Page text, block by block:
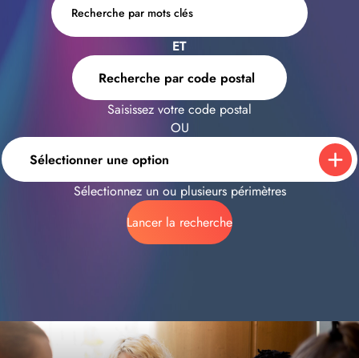
ET
Recherche par code postal
Saisissez votre code postal
OU
Sélectionner une option
Sélectionnez un ou plusieurs périmètres
Lancer la recherche